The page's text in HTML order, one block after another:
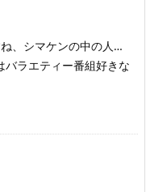
、シマケンの中の人…
ラエティー番組好きな